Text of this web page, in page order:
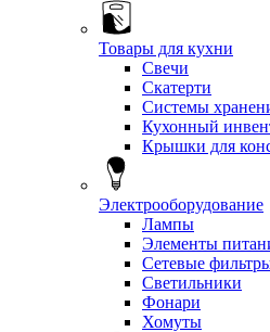
Товары для кухни
Свечи
Скатерти
Системы
Кухонный
Крышки для
Электрооборудование
Лампы
Элементы
Сетевые
Светильники
Фонари
Хомуты